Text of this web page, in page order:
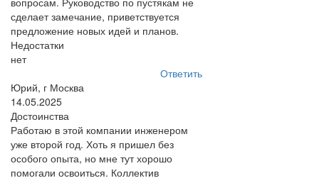
сделает замечание, приветствуется
предложение новых идей и планов.
Недостатки
нет
Ответить
Юрий, г Москва
14.05.2025
Достоинства
Работаю в этой компании инженером
уже второй год. Хоть я пришел без
особого опыта, но мне тут хорошо
помогали освоиться. Коллектив